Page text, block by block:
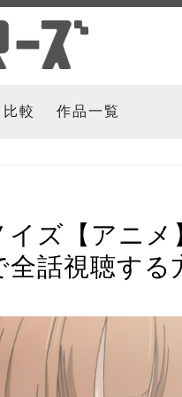
較 作品一覧
イズ【アニ
全話視聴する